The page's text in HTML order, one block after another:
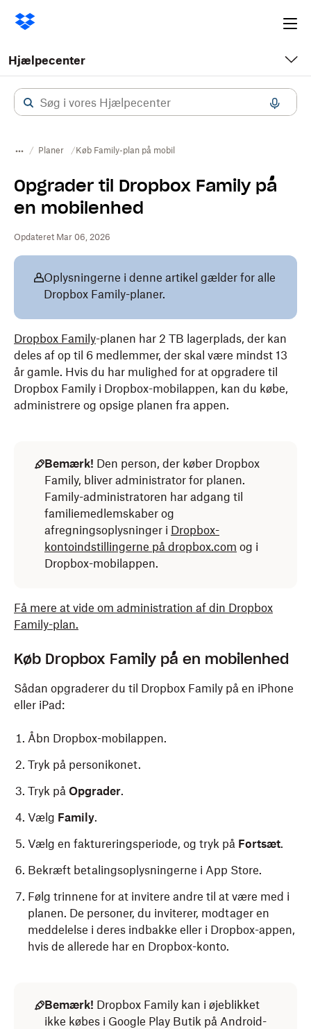
Hjælpecenter
Planer Køb Family-plan på mobil
Opgrader til Dropbox Family på
en mobilenhed
Opdateret Mar 06, 2026
Oplysningerne i denne artikel gælder for alle
Dropbox Family-planer.
Dropbox Family-planen har 2 TB lagerplads, der kan
deles af op til 6 medlemmer, der skal være mindst 13
år gamle. Hvis du har mulighed for at opgradere til
Dropbox Family i Dropbox-mobilappen, kan du købe,
administrere og opsige planen fra appen.
Bemærk! Den person, der køber Dropbox
Family, bliver administrator for planen.
Family-administratoren har adgang til
familiemedlemskaber og
afregningsoplysninger i Dropbox-
kontoindstillingerne på dropbox.com og i
Dropbox-mobilappen.
Få mere at vide om administration af din Dropbox
Family-plan.
Køb Dropbox Family på en mobilenhed
Sådan opgraderer du til Dropbox Family på en iPhone
eller iPad:
Åbn Dropbox-mobilappen.
Tryk på personikonet.
Tryk på Opgrader.
Vælg Family.
Vælg en faktureringsperiode, og tryk på Fortsæt.
Bekræft betalingsoplysningerne i App Store.
Følg trinnene for at invitere andre til at være med i
planen. De personer, du inviterer, modtager en
meddelelse i deres indbakke eller i Dropbox-appen,
hvis de allerede har en Dropbox-konto.
Bemærk! Dropbox Family kan i øjeblikket
ikke købes i Google Play Butik på Android-